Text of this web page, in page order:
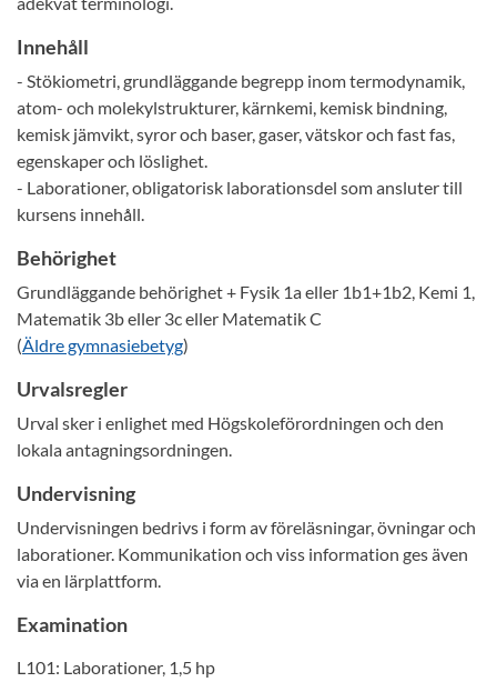
Innehåll
- Stökiometri, grundläggande begrepp inom termodynamik,
atom- och molekylstrukturer, kärnkemi, kemisk bindning,
kemisk jämvikt, syror och baser, gaser, vätskor och fast fas,
egenskaper och löslighet.
- Laborationer, obligatorisk laborationsdel som ansluter till
kursens innehåll.
Behörighet
Grundläggande behörighet + Fysik 1a eller 1b1+1b2, Kemi 1,
Matematik 3b eller 3c eller Matematik C
(Äldre gymnasiebetyg)
Urvalsregler
Urval sker i enlighet med Högskoleförordningen och den
lokala antagningsordningen.
Undervisning
Undervisningen bedrivs i form av föreläsningar, övningar och
laborationer. Kommunikation och viss information ges även
via en lärplattform.
Examination
L101: Laborationer, 1,5 hp